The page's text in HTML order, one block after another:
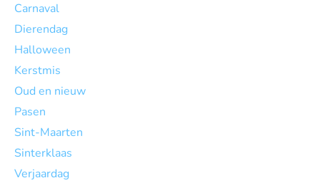
Carnaval
Dierendag
Halloween
Kerstmis
Oud en nieuw
Pasen
Sint-Maarten
Sinterklaas
Verjaardag